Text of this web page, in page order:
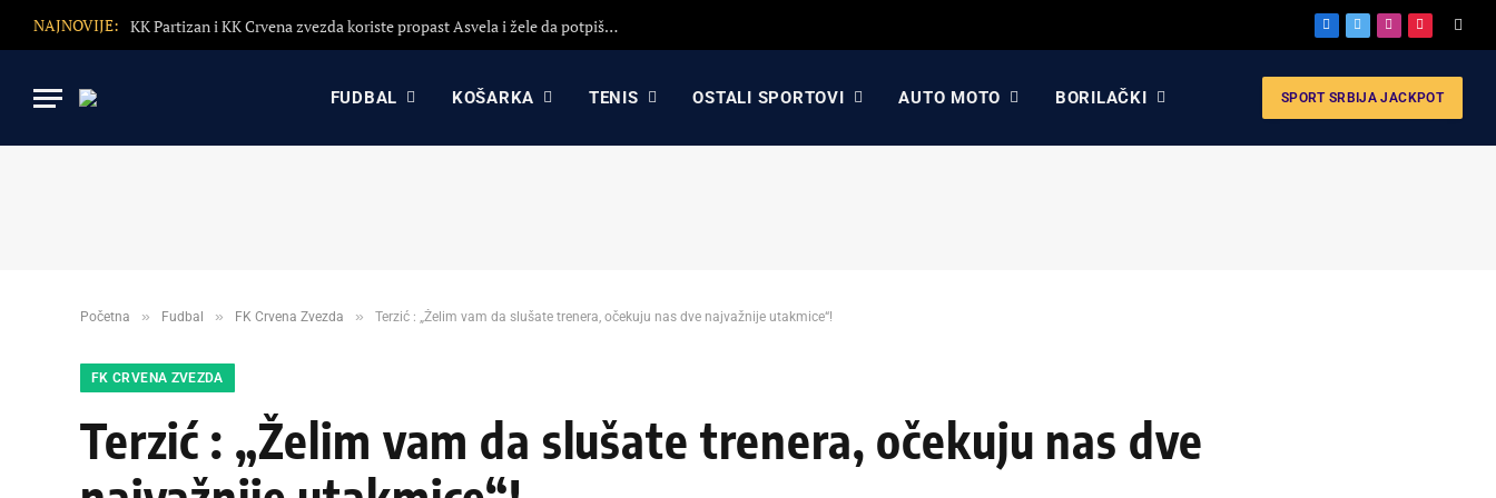
NAJNOVIJE: KK Partizan i KK Crvena zvezda koriste propast Asvela i žele da potpišu igrača sa ogromnim potencijalom?! Facebook
X
Instagram
Pinterest
FUDBAL KOŠARKA TENIS OSTALI SPORTOVI AUTO MOTO BORILAČKI SPORT SRBIJA JACKPOT
Početna » Fudbal » FK Crvena Zvezda » Terzić : „Želim vam da slušate trenera, očekuju nas dve najvažnije utakmice“!
FK CRVENA ZVEZDA
Terzić : „Želim vam da slušate trenera, očekuju nas dve